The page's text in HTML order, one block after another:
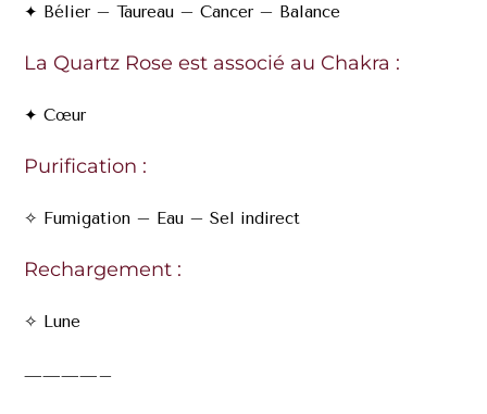
✦ Bélier – Taureau – Cancer – Balance
La Quartz Rose est associé au Chakra :
✦ Cœur
Purification :
✧ Fumigation – Eau – Sel indirect
Rechargement :
✧ Lune
————–